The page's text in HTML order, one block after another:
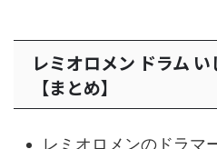
レミオロメン ドラム
【まとめ】
レミオロメンのドラマ